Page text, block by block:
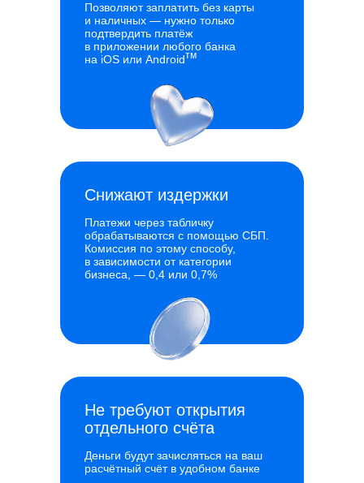
Позволяют заплатить без карты
и наличных — нужно только
подтвердить платёж
в приложении любого банка
на iOS или Androidтм
Платежи через табличку
обрабатываются с помощью СБП.
Комиссия по этому способу,
в зависимости от категории
бизнеса, — 0,4 или 0,7%
Снижают издержки
Деньги будут зачисляться на ваш
расчётный счёт в удобном банке
Не требуют открытия
отдельного счёта